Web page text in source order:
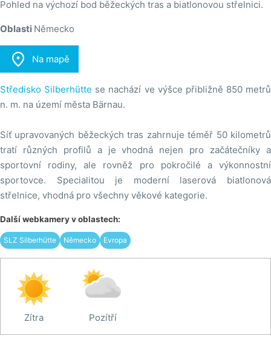
Pohled na výchozí bod běžeckých tras a biatlonovou střelnici.
Oblasti Německo
 Na mapě
Středisko Silberhütte se nachází ve výšce přibližně 850 metrů
n. m. na území města Bärnau.
Síť upravovaných běžeckých tras zahrnuje téměř 50 kilometrů
tratí různých profilů a je vhodná nejen pro začátečníky a
sportovní rodiny, ale rovněž pro pokročilé a výkonnostní
sportovce. Specialitou je moderní laserová biatlonová
střelnice, vhodná pro všechny věkové kategorie.
Další webkamery v oblastech:
SLZ Silberhütte Německo Evropa
Zítra Pozítří